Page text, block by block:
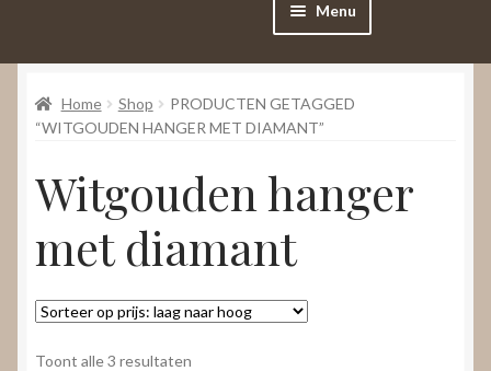
Menu
Home
WebShop
Over
Contact
Nieuws
Video’s
Home Shop
PRODUCTEN GETAGGED
“WITGOUDEN HANGER MET DIAMANT”
Witgouden hanger
met diamant
Toont alle 3 resultaten